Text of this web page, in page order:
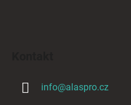
info@alaspro.cz